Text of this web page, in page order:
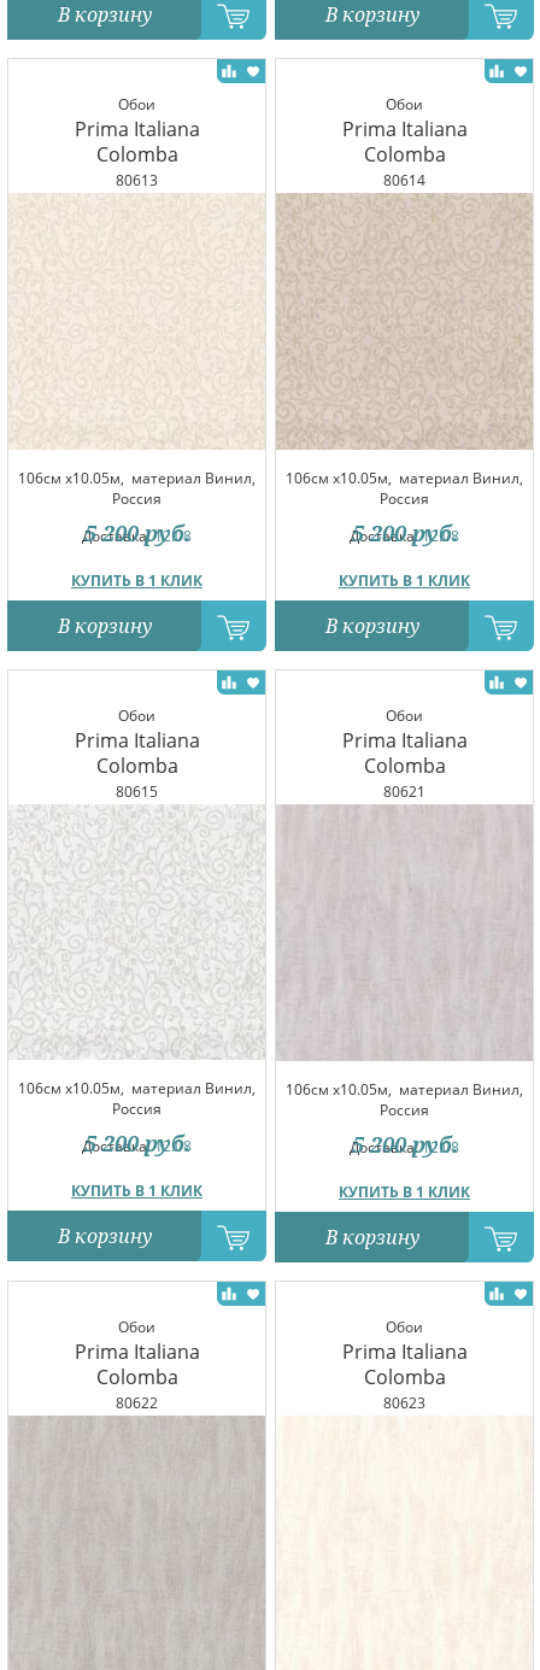
В корзину В корзину
Обои
Prima Italiana
Colomba
80613
106см x10.05м, материал Винил,
Россия
Доставка:12.08
КУПИТЬ В 1 КЛИК
5 200 руб.
В корзину
Обои
Prima Italiana
Colomba
80614
106см x10.05м, материал Винил,
Россия
Доставка:12.08
КУПИТЬ В 1 КЛИК
5 200 руб.
В корзину
Обои
Prima Italiana
Colomba
80615
106см x10.05м, материал Винил,
Россия
Доставка:12.08
КУПИТЬ В 1 КЛИК
5 200 руб.
В корзину
Обои
Prima Italiana
Colomba
80621
106см x10.05м, материал Винил,
Россия
Доставка:12.08
КУПИТЬ В 1 КЛИК
5 200 руб.
В корзину
Обои
Prima Italiana
Colomba
80622
Обои
Prima Italiana
Colomba
80623